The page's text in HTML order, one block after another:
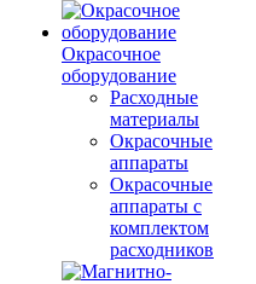
Окрасочное
оборудование
Расходные
материалы
Окрасочные
аппараты
Окрасочные
аппараты с
комплектом
расходников